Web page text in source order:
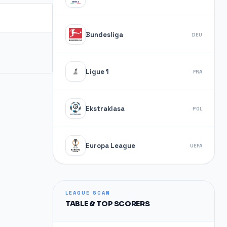
Bundesliga DEU
Ligue 1 FRA
Ekstraklasa POL
Europa League UEFA
LEAGUE SCAN
TABLE & TOP SCORERS